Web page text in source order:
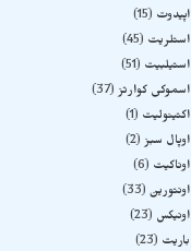
اپیدوت
15
استلریت
45
استیلبیت
51
اسموکی کوارتز 37
اکتینولیت
1
اوپال سبز 2
اوناکیت
6
اونتورین 33
اونیکس
23
باریت
23